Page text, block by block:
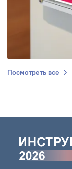
Посмотреть все